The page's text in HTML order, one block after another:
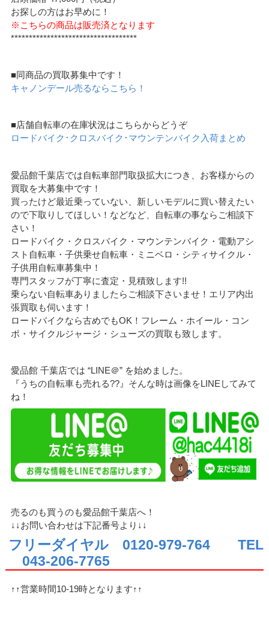
お探しの方はお早めに！
※こちらの商品は販売済となります
***********************************
■同商品の買取募集中です！
キャノンデール売るならこちら！
■店舗自転車の在庫状況はこちらからどうぞ
ロードバイク･クロスバイク･マウンテンバイク入荷まとめ
愛品館千葉店では自転車部門取扱拡大につき、お客様からの
買取を大募集中です！
買ったけど最近乗っていない、新しいモデルに買い替えたい
ので下取りしてほしい！などなど、自転車の事ならご相談下
さい！
ロードバイク・クロスバイク・マウンテンバイク・電動アシ
スト自転車・子供乗せ自転車・ミニベロ・シティサイクル・
子供用自転車募集中！
専門スタッフが丁寧に査定・見積致します!!
乗らない自転車ありましたらご相談下さいませ！エリア内出
張買取も伺います！
ロードバイクなら古めでもOK！フレーム・ホイール・コン
ポ・サイクルジャージ・シューズの買取も致します。
愛品館 千葉店では “LINE＠” を始めました。
『うちの自転車も売れる??』そんな時は画像をLINEしてみて
ね！
売るのも買うのも愛品館千葉店へ！
↓↓お問い合わせは下記番号より↓↓
フリーダイヤル 0120-979-764
TEL
043-206-7765
↑↑営業時間10-19時となります↑↑